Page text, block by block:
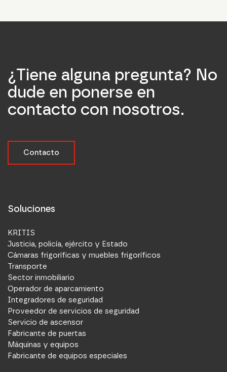
¿Tiene alguna pregunta? No
dude en ponerse en
contacto con nosotros.
Contacto
Soluciones
KRITIS
Justicia, policía, ejército y Estado
Cámaras frigoríficas y muebles frigoríficos
Transporte
Sector inmobiliario
Operador de aparcamiento
Integradores de seguridad
Proveedor de servicios de seguridad
Servicio de ascensor
Fabricante de puertas
Máquinas y equipos
Fabricante de equipos especiales